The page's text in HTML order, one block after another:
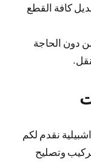
كافة القطع
دون الحاجة
نقدم لكم
وتصليح